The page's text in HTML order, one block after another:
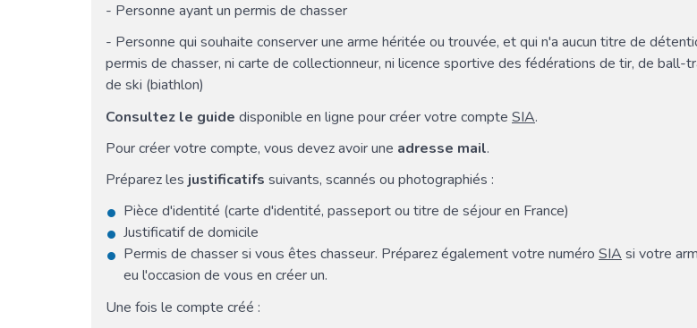
- Personne ayant un permis de chasser
- Personne qui souhaite conserver une arme héritée ou trouvée, et qui n'a aucun titre de
permis de chasser, ni carte de collectionneur, ni licence sportive des fédérations de tir, de ball-
de ski (biathlon)
Consultez le guide disponible en ligne pour créer votre compte SIA.
Pour créer votre compte, vous devez avoir une adresse mail.
Préparez les justificatifs suivants, scannés ou photographiés :
Pièce d'identité (carte d'identité, passeport ou titre de séjour en France)
Justificatif de domicile
Permis de chasser si vous êtes chasseur. Préparez également votre numéro SIA si votre
eu l'occasion de vous en créer un.
Une fois le compte créé :